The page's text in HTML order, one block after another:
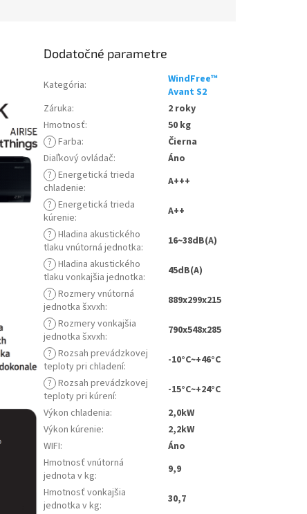
Dodatočné parametre
Kategória:
WindFree™
Avant S2
Záruka:
2 roky
Hmotnosť:
50 kg
? Farba:
Čierna
Diaľkový ovládač:
Áno
? Energetická trieda
chladenie:
A+++
? Energetická trieda
kúrenie:
A++
? Hladina akustického
tlaku vnútorná jednotka:
16~38dB(A)
? Hladina akustického
tlaku vonkajšia jednotka:
45dB(A)
? Rozmery vnútorná
jednotka šxvxh:
889x299x215
? Rozmery vonkajšia
jednotka šxvxh:
790x548x285
? Rozsah prevádzkovej
teploty pri chladení:
-10°C~+46°C
? Rozsah prevádzkovej
teploty pri kúrení:
-15°C~+24°C
Výkon chladenia:
2,0kW
Výkon kúrenie:
2,2kW
WIFI:
Áno
Hmotnosť vnútorná
jednota v kg:
9,9
Hmotnosť vonkajšia
jednotka v kg:
30,7